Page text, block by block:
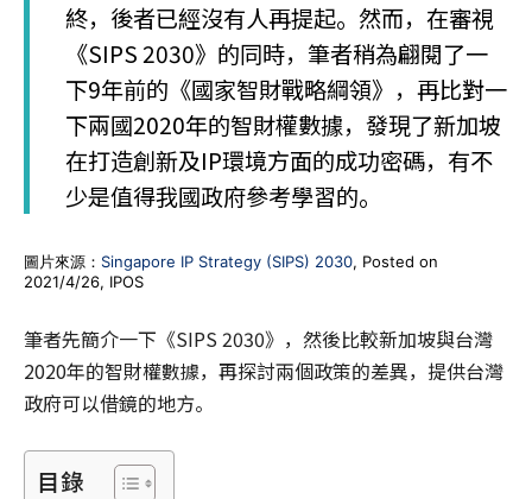
終，後者已經沒有人再提起。然而，在審視
《SIPS 2030》的同時，筆者稍為翩閱了一
下9年前的《國家智財戰略綱領》，再比對一
下兩國2020年的智財權數據，發現了新加坡
在打造創新及IP環境方面的成功密碼，有不
少是值得我國政府參考學習的。
圖片來源： Singapore IP Strategy (SIPS) 2030, Posted on
2021/4/26, IPOS
筆者先簡介一下《SIPS 2030》，然後比較新加坡與台灣
2020年的智財權數據，再探討兩個政策的差異，提供台灣
政府可以借鏡的地方。
目錄